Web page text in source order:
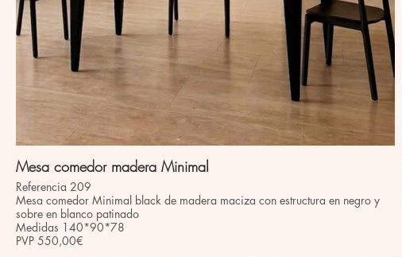
Mesa comedor madera Minimal
Referencia 209
Mesa comedor Minimal black de madera maciza con estructura en negro y
sobre en blanco patinado
Medidas 140*90*78
PVP 550,00€